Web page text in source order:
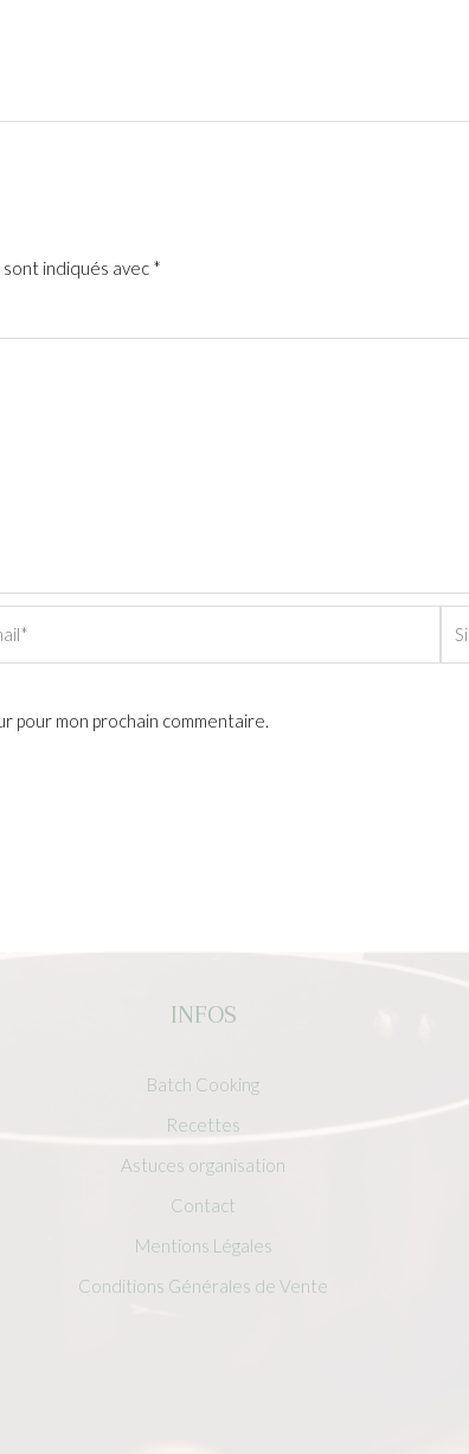
sont indiqués avec *
pour mon prochain commentaire.
INFOS
Batch Cooking
Recettes
Astuces organisation
Contact
Mentions Légales
Conditions Générales de Vente